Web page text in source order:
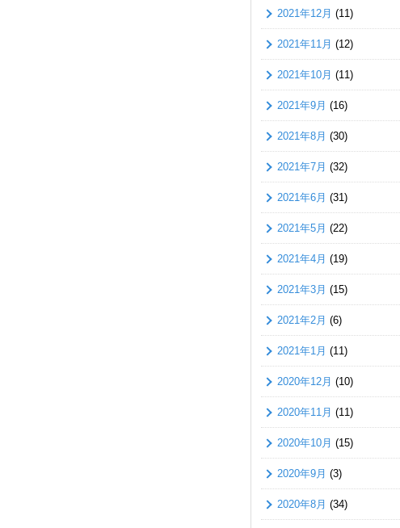
2021年12月 (11)
2021年11月 (12)
2021年10月 (11)
2021年9月 (16)
2021年8月 (30)
2021年7月 (32)
2021年6月 (31)
2021年5月 (22)
2021年4月 (19)
2021年3月 (15)
2021年2月 (6)
2021年1月 (11)
2020年12月 (10)
2020年11月 (11)
2020年10月 (15)
2020年9月 (3)
2020年8月 (34)